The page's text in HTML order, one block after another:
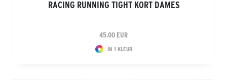
RACING RUNNING TIGHT KORT DAMES
45.00 EUR
IN 1 KLEUR